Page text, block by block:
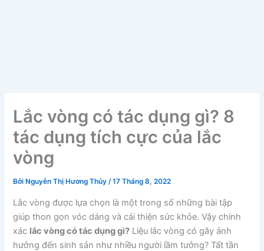
Lắc vòng có tác dụng gì? 8
tác dụng tích cực của lắc
vòng
Bởi Nguyễn Thị Hương Thủy/17 Tháng 8, 2022
Lắc vòng được lựa chọn là một trong số những bài tập
giúp thon gọn vóc dáng và cải thiện sức khỏe. Vậy chính
xác lắc vòng có tác dụng gì? Liệu lắc vòng có gây ảnh
hưởng đến sinh sản như nhiều người lầm tưởng? Tất tần